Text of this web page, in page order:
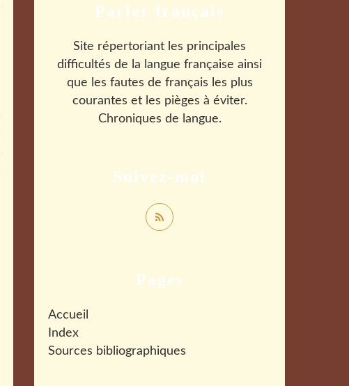
Pages
Accueil
Index
Sources bibliographiques
Suivez-moi
Parler français
Site répertoriant les principales
difficultés de la langue française ainsi
que les fautes de français les plus
courantes et les pièges à éviter.
Chroniques de langue.